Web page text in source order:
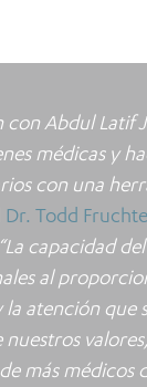
con Abdul Latif
médicas y
con una
Dr. Todd
“La capacidad
al
la atención
más